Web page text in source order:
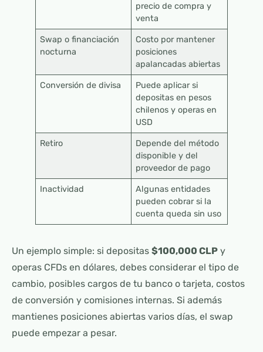
precio de compra y
venta
Swap o financiación
nocturna
Costo por mantener
posiciones
apalancadas abiertas
Conversión de divisa
Puede aplicar si
depositas en pesos
chilenos y operas en
USD
Retiro
Depende del método
disponible y del
proveedor de pago
Inactividad
Algunas entidades
pueden cobrar si la
cuenta queda sin uso
Un ejemplo simple: si depositas $100,000 CLP y
operas CFDs en dólares, debes considerar el tipo de
cambio, posibles cargos de tu banco o tarjeta, costos
de conversión y comisiones internas. Si además
mantienes posiciones abiertas varios días, el swap
puede empezar a pesar.